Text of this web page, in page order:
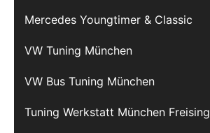
Mercedes Youngtimer & Classic
VW Tuning München
VW Bus Tuning München
Tuning Werkstatt München Freising